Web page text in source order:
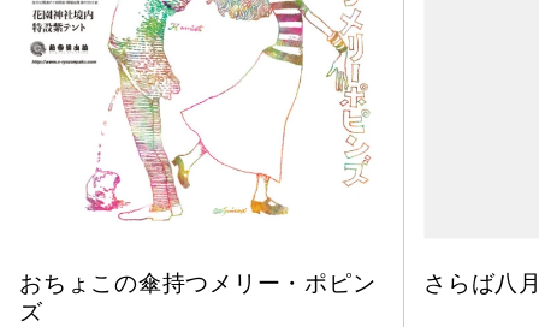
おちょこの傘持つメリー・ポピン
ズ
さらば八